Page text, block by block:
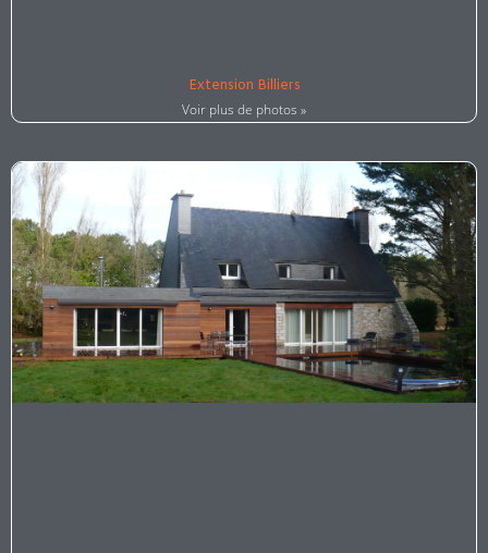
Extension Billiers
Voir plus de photos »